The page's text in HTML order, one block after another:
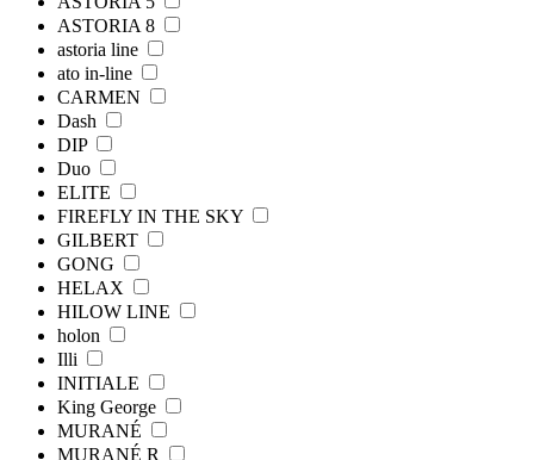
ASTORIA 8
astoria line
ato in-line
CARMEN
Dash
DIP
Duo
ELITE
FIREFLY IN THE SKY
GILBERT
GONG
HELAX
HILOW LINE
holon
Illi
INITIALE
King George
MURANÉ
MURANÉ R